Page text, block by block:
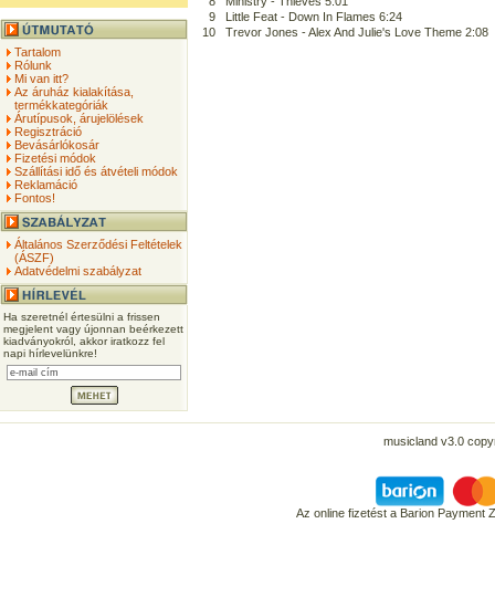
Tartalom
Rólunk
Mi van itt?
Az áruház kialakítása,
termékkategóriák
Árutípusok, árujelölések
Regisztráció
Bevásárlókosár
Fizetési módok
Szállítási idő és átvételi módok
Reklamáció
Fontos!
Általános Szerződési Feltételek
(ÁSZF)
Adatvédelmi szabályzat
Ha szeretnél értesülni a frissen
megjelent vagy újonnan beérkezett
kiadványokról, akkor iratkozz fel
napi hírlevelünkre!
9
Little Feat - Down In Flames 6:24
10
Trevor Jones - Alex And Julie's Love Theme 2:08
musicland v3.0
Az online fizetést a Barion Payment